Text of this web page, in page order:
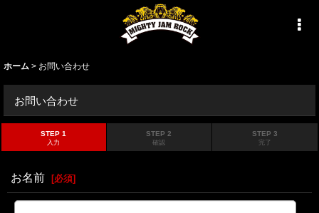
ホーム > お問い合わせ
お問い合わせ
STEP 1
入力
STEP 2
確認
STEP 3
完了
お名前 [必須]